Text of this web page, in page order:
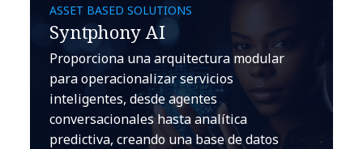
ASSET BASED SOLUTIONS
Syntphony AI
Proporciona una arquitectura modular
para operacionalizar servicios
inteligentes, desde agentes
conversacionales hasta analítica
predictiva, creando una base de datos